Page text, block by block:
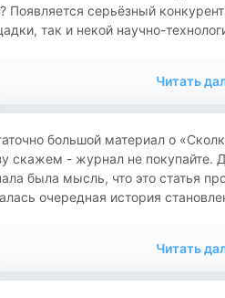
Появляется серьёзный
так и некой научно-
Читать
большой материал о
скажем - журнал не покупайте.
была мысль, что это статья
очередная история
Читать